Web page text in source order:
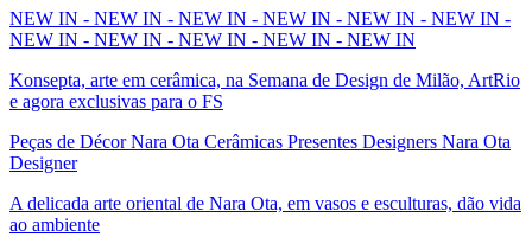
NEW IN - NEW IN - NEW IN - NEW IN - NEW IN - NEW IN -
NEW IN - NEW IN - NEW IN - NEW IN - NEW IN
Konsepta, arte em cerâmica, na Semana de Design de Milão, ArtRio
e agora exclusivas para o FS
Peças de Décor Nara Ota Cerâmicas Presentes Designers Nara Ota
Designer
A delicada arte oriental de Nara Ota, em vasos e esculturas, dão vida
ao ambiente